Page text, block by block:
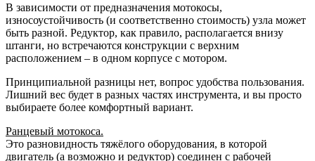
В зависимости от предназначения мотокосы,
износоустойчивость (и соответственно стоимость) узла может
быть разной. Редуктор, как правило, располагается внизу
штанги, но встречаются конструкции с верхним
расположением – в одном корпусе с мотором.
Принципиальной разницы нет, вопрос удобства пользования.
Лишний вес будет в разных частях инструмента, и вы просто
выбираете более комфортный вариант.
Ранцевый мотокоса.
Это разновидность тяжёлого оборудования, в которой
двигатель (а возможно и редуктор) соединен с рабочей